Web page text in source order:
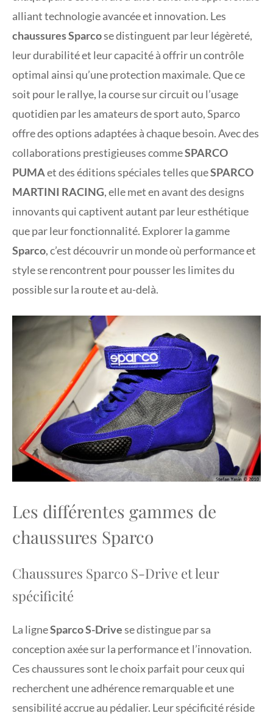
alliant technologie avancée et innovation. Les
chaussures Sparcose distinguent par leur légèreté,
leur durabilité et leur capacité à offrir un contrôle
optimal ainsi qu’une protection maximale. Que ce
soit pour le rallye, la course sur circuit ou l’usage
quotidien par les amateurs de sport auto, Sparco
offre des options adaptées à chaque besoin. Avec des
collaborations prestigieuses commeSPARCO
PUMAet des éditions spéciales telles queSPARCO
MARTINI RACING, elle met en avant des designs
innovants qui captivent autant par leur esthétique
que par leur fonctionnalité. Explorer la gamme
Sparco, c’est découvrir un monde où performance et
style se rencontrent pour pousser les limites du
possible sur la route et au-delà.
Les différentes gammes de
chaussures Sparco
Chaussures Sparco S-Drive et leur
spécificité
La ligneSparco S-Drivese distingue par sa
conception axée sur la performance et l’innovation.
Ces chaussures sont le choix parfait pour ceux qui
recherchent une adhérence remarquable et une
sensibilité accrue au pédalier. Leur spécificité réside